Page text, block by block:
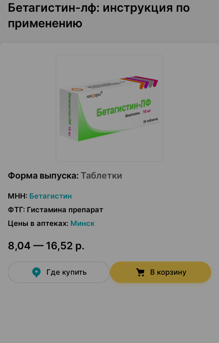
Бетагистин-лф: инструкция по
применению
Форма выпуска: Таблетки
МНН: Бетагистин
ФТГ: Гистамина препарат
Цены в аптеках: Минск
8,04 — 16,52 р.
Где купить В корзину